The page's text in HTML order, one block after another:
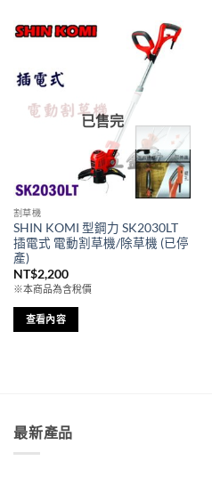
已售完
割草機
SHIN KOMI 型鋼力 SK2030LT
插電式 電動割草機/除草機 (已停
產)
NT$2,200
※本商品為含稅價
查看內容
最新產品